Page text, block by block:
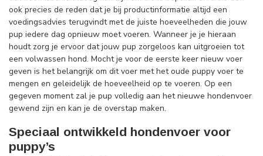
ook precies de reden dat je bij productinformatie altijd een
voedingsadvies terugvindt met de juiste hoeveelheden die jouw
pup iedere dag opnieuw moet voeren. Wanneer je je hieraan
houdt zorg je ervoor dat jouw pup zorgeloos kan uitgroeien tot
een volwassen hond. Mocht je voor de eerste keer nieuw voer
geven is het belangrijk om dit voer met het oude puppy voer te
mengen en geleidelijk de hoeveelheid op te voeren. Op een
gegeven moment zal je pup volledig aan het nieuwe hondenvoer
gewend zijn en kan je de overstap maken.
Speciaal ontwikkeld hondenvoer voor
puppy’s